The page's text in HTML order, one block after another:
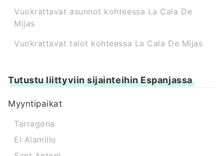
Vuokrattavat asunnot kohteessa La Cala De
Mijas
Vuokrattavat talot kohteessa La Cala De Mijas
Tutustu liittyviin sijainteihin Espanjassa
Myyntipaikat
Tarragona
El Alamillo